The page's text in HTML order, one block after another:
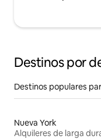
Destinos por
Destinos populares
Nueva York
Alquileres de larga